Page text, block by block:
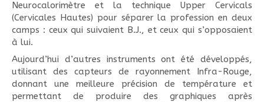
Neurocalorimètre et la technique Upper Cervicals
(Cervicales Hautes) pour séparer la profession en deux
camps : ceux qui suivaient B.J., et ceux qui s’opposaient
à lui.
Aujourd’hui d’autres instruments ont été développés,
utilisant des capteurs de rayonnement Infra-Rouge,
donnant une meilleure précision de température et
permettant de produire des graphiques après